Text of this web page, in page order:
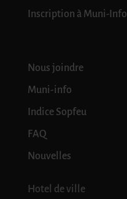
Inscription à Muni-Info
Nous joindre
Muni-info
Indice Sopfeu
FAQ
Nouvelles
Hotel de ville